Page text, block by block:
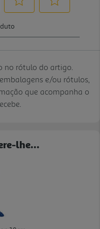
no rótulo do artigo.
e/ou rótulos,
que acompanha o
lhe...